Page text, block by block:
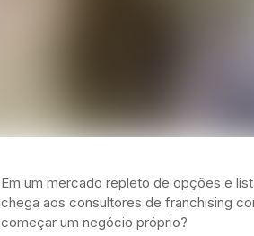
Em um mercado repleto de opções e
chega aos consultores de franchising
começar um negócio próprio?